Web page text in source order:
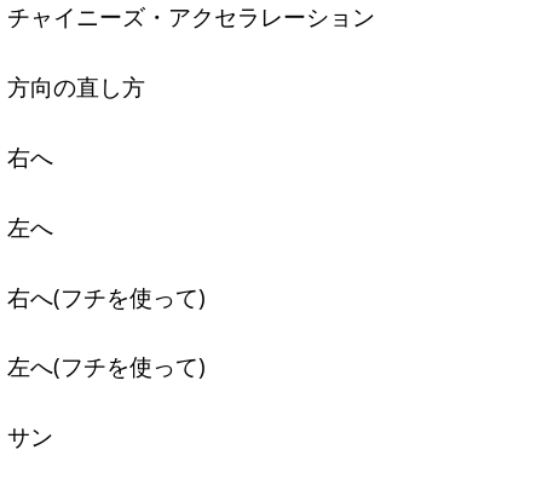
チャイニーズ・アクセラレーション
方向の直し方
右へ
左へ
右へ(フチを使って)
左へ(フチを使って)
サン